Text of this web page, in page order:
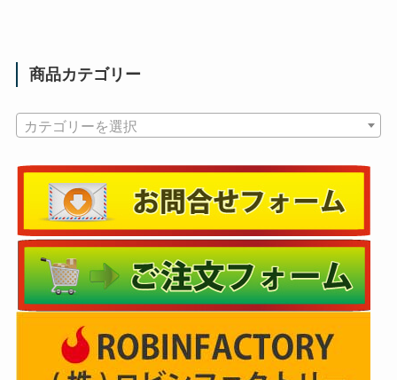
商品カテゴリー
カテゴリーを選択